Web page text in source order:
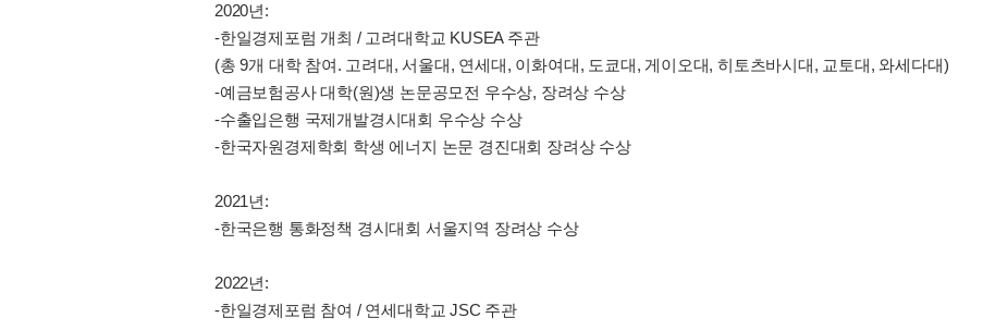
2020년:
-한일경제포럼 개최 / 고려대학교 KUSEA 주관
(총 9개 대학 참여. 고려대, 서울대, 연세대, 이화여대, 도쿄대, 게이오대, 히토츠바시대, 교토대, 와세다대)
-예금보험공사 대학(원)생 논문공모전 우수상, 장려상 수상
-수출입은행 국제개발경시대회 우수상 수상
-한국자원경제학회 학생 에너지 논문 경진대회 장려상 수상
2021년:
-한국은행 통화정책 경시대회 서울지역 장려상 수상
2022년:
-한일경제포럼 참여 / 연세대학교 JSC 주관